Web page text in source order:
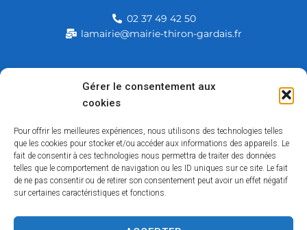
Gérer le consentement aux
cookies
Pour offrir les meilleures expériences, nous utilisons des technologies telles
que les cookies pour stocker et/ou accéder aux informations des appareils. Le
fait de consentir à ces technologies nous permettra de traiter des données
telles que le comportement de navigation ou les ID uniques sur ce site. Le fait
de ne pas consentir ou de retirer son consentement peut avoir un effet négatif
sur certaines caractéristiques et fonctions.
Mairie de Thiron-Gardais
28480 Thiron-Gardais
02 37 49 42 50
lamairie@mairie-thiron-gardais.fr